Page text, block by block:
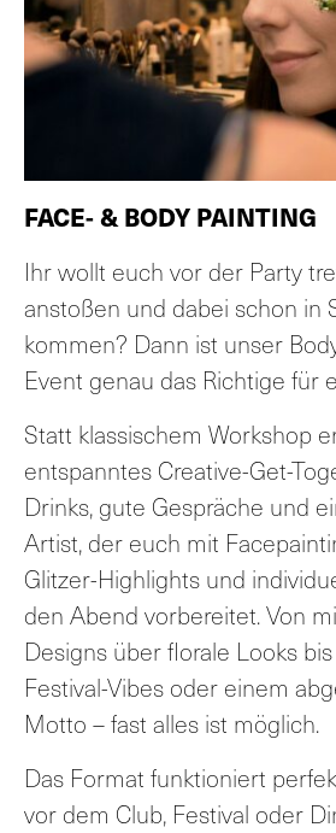
FACE- & BODY PAINTING
Ihr wollt euch vor der Party
anstoßen und dabei schon in
kommen? Dann ist unser
Event genau das Richtige für
Statt klassischem Workshop
entspanntes Creative-Get-
Drinks, gute Gespräche und
Artist, der euch mit
Glitzer-Highlights und
den Abend vorbereitet. Von
Designs über florale Looks
Festival-Vibes oder einem
Motto – fast alles ist möglich.
Das Format funktioniert
vor dem Club, Festival oder